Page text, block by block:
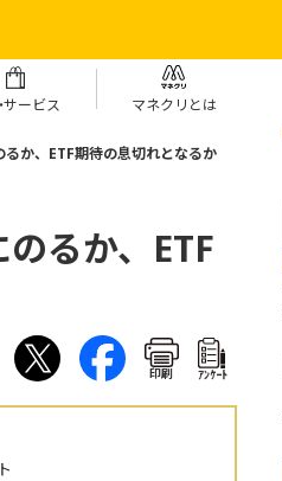
サービス マネクリとは
か、ETF期待の息切れとなるか
るか、ETF
印刷 ｱﾝｹｰﾄ